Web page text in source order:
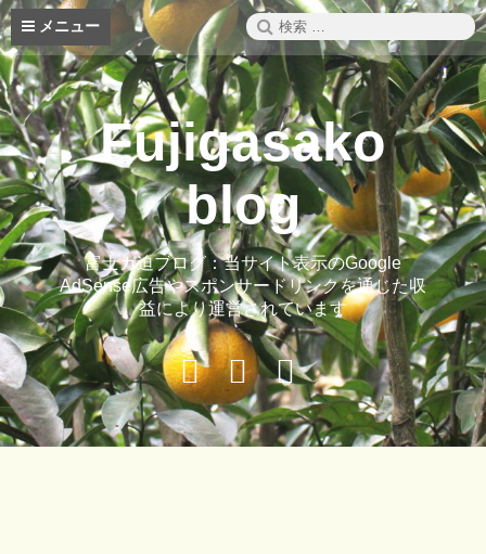
コ
ン
テ
ン
ツ
へ
ス
キ
ッ
プ
メニュー
検
索:
Fujigasako
blog
富士ガ迫ブログ：当サイト表示のGoogle
AdSense広告やスポンサードリンクを通じた収
益により運営されています
Buy
Adspace
Hide
Ads
for
ご
案
内